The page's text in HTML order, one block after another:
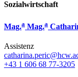
Sozialwirtschaft
Mag.a Mag.a
Assistenz
+43 1 606 68 77-3205